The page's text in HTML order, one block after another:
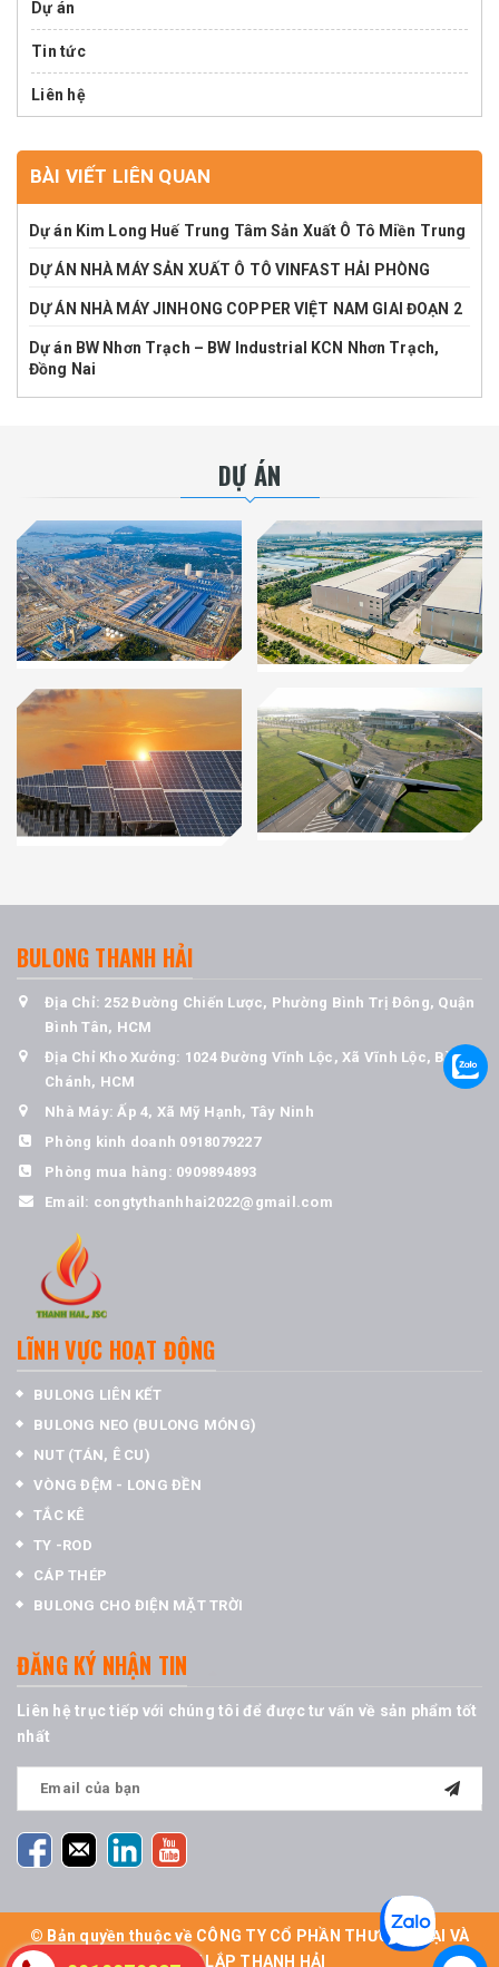
Dự án
Tin tức
Liên hệ
BÀI VIẾT LIÊN QUAN
Dự án Kim Long Huế Trung Tâm Sản Xuất Ô Tô Miền Trung
DỰ ÁN NHÀ MÁY SẢN XUẤT Ô TÔ VINFAST HẢI PHÒNG
DỰ ÁN NHÀ MÁY JINHONG COPPER VIỆT NAM GIAI ĐOẠN 2
Dự án BW Nhơn Trạch – BW Industrial KCN Nhơn Trạch,
Đồng Nai
DỰ ÁN
BULONG THANH HẢI
Địa Chỉ: 252 Đường Chiến Lược, Phường Bình Trị Đông, Quận
Bình Tân, HCM
Địa Chỉ Kho Xưởng: 1024 Đường Vĩnh Lộc, Xã Vĩnh Lộc, Bình
Chánh, HCM
Nhà Máy: Ấp 4, Xã Mỹ Hạnh, Tây Ninh
Phòng kinh doanh 0918079227
Phòng mua hàng: 0909894893
Email: congtythanhhai2022@gmail.com
LĨNH VỰC HOẠT ĐỘNG
BULONG LIÊN KẾT
BULONG NEO (BULONG MÓNG)
NUT (TÁN, Ê CU)
VÒNG ĐỆM - LONG ĐỀN
TẮC KÊ
TY -ROD
CÁP THÉP
BULONG CHO ĐIỆN MẶT TRỜI
ĐĂNG KÝ NHẬN TIN
Liên hệ trục tiếp với chúng tôi để được tư vấn về sản phẩm tốt
nhất
© Bản quyền thuộc về CÔNG TY CỔ PHẦN THƯƠNG MẠI VÀ
XÂY LẮP THANH HẢI